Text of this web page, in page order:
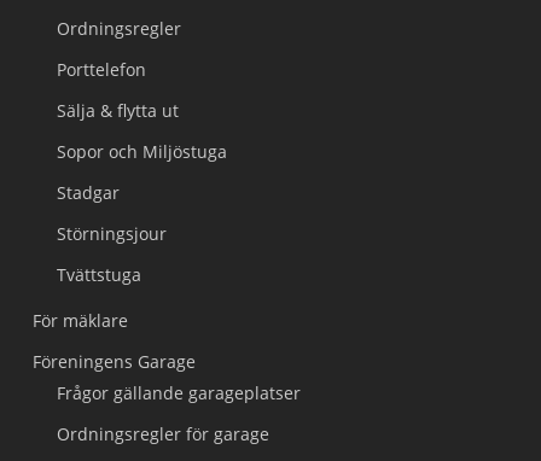
Ordningsregler
Porttelefon
Sälja & flytta ut
Sopor och Miljöstuga
Stadgar
Störningsjour
Tvättstuga
För mäklare
Föreningens Garage
Frågor gällande garageplatser
Ordningsregler för garage